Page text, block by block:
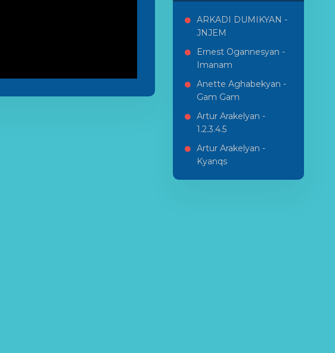
ARKADI DUMIKYAN -
JNJEM
Ernest Ogannesyan -
Imanam
Anette Aghabekyan -
Gam Gam
Artur Arakelyan -
1.2.3.4.5
Artur Arakelyan -
Kyanqs